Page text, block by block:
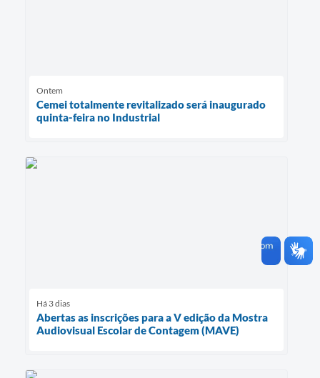
Ontem
Cemei totalmente revitalizado será inaugurado
quinta-feira no Industrial
Há 3 dias
Abertas as inscrições para a V edição da Mostra
Audiovisual Escolar de Contagem (MAVE)